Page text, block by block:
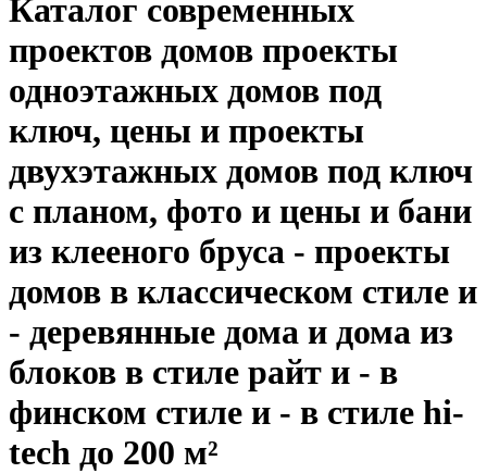
Каталог современных
проектов домов проекты
одноэтажных домов под
ключ, цены и проекты
двухэтажных домов под ключ
с планом, фото и цены и бани
из клееного бруса - проекты
домов в классическом стиле и
- деревянные дома и дома из
блоков в стиле райт и - в
финском стиле и - в стиле hi-
tech до 200 м²